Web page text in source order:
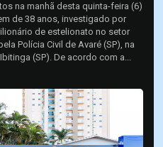
na manhã desta quinta-feira (6)
de 38 anos, investigado por
de estelionato no setor
Polícia Civil de Avaré (SP), na
(SP). De acordo com a...